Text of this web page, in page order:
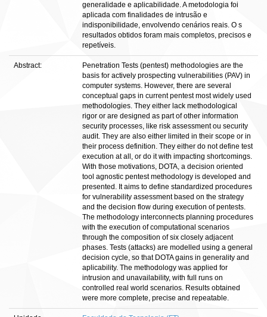
generalidade e aplicabilidade. A metodologia foi
aplicada com finalidades de intrusão e
indisponibilidade, envolvendo cenários reais. O s
resultados obtidos foram mais completos, precisos e
repetíveis.
Abstract:
Penetration Tests (pentest) methodologies are the
basis for actively prospecting vulnerabilities (PAV) in
computer systems. However, there are several
conceptual gaps in current pentest most widely used
methodologies. They either lack methodological
rigor or are designed as part of other information
security processes, like risk assessment ou security
audit. They are also either limited in their scope or in
their process definition. They either do not define test
execution at all, or do it with impacting shortcomings.
With those motivations, DOTA, a decision oriented
tool agnostic pentest methodology is developed and
presented. It aims to define standardized procedures
for vulnerability assessment based on the strategy
and the decision flow during execution of pentests.
The methodology interconnects planning procedures
with the execution of computational scenarios
through the composition of six closely adjacent
phases. Tests (attacks) are modelled using a general
decision cycle, so that DOTA gains in generality and
aplicability. The methodology was applied for
intrusion and unavailability, with full runs on
controlled real world scenarios. Results obtained
were more complete, precise and repeatable.